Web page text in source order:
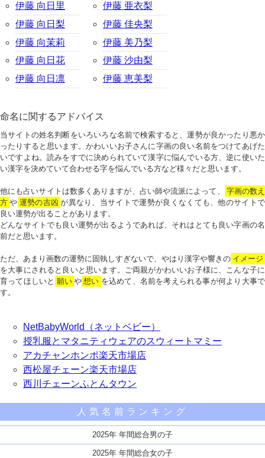
伊藤 向日里
伊藤 向日梨
伊藤 向茉莉
伊藤 向日花
伊藤 向日凛
伊藤 亜衣梨
伊藤 佳央梨
伊藤 美乃梨
伊藤 沙由梨
伊藤 恵美梨
命名に関するアドバイス
当サイトの姓名判断をいろいろな名前で検索すると、運勢が良かったり悪か
ったりすると思います。かわいいお子さんに字画の良い名前をつけてあげた
いですよね。読みをすでに決められていて漢字に悩んでいる方、逆に使いた
い漢字を決めていて合わせる字を悩んでいる方など様々だと思います。
他にも占いサイトは数多くありますが、占い師や流派によって、
字画の数え
方 や 運勢の吉凶 が異なり、当サイトで運勢が良くなくても、他のサイトで
良い運勢が出ることがあります。
どんなサイトでも良い運勢が出るようであれば、それはとても良い字画の名
前だと思います。
ただ、あまり画数の運勢に固執しすぎないで、やはり漢字や響きの イメージ
を大事にされると良いと思います。ご両親がかわいいお子様に、こんな子に
育ってほしいと 願い や 想い を込めて、名前を考えられる事が何より大事で
す。
NetBabyWorld（ネットベビー）
授乳服とマタニティウェアのスウィートマミー
アカチャンホンポ楽天市場店
西松屋チェーン楽天市場店
西川チェーンふとんタウン
人気名前ランキング
2025年 年間総合男の子
2025年 年間総合女の子